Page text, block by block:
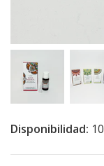
Disponibilidad: 10